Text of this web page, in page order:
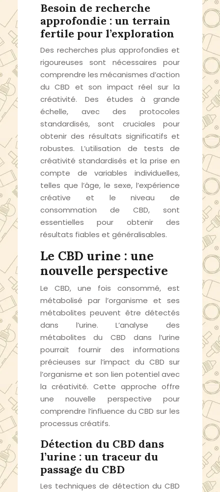
Besoin de recherche
approfondie : un terrain
fertile pour l’exploration
Des recherches plus approfondies et
rigoureuses sont nécessaires pour
comprendre les mécanismes d’action
du CBD et son impact réel sur la
créativité. Des études à grande
échelle, avec des protocoles
standardisés, sont cruciales pour
obtenir des résultats significatifs et
robustes. L’utilisation de tests de
créativité standardisés et la prise en
compte de variables individuelles,
telles que l’âge, le sexe, l’expérience
créative et le niveau de
consommation de CBD, sont
essentielles pour obtenir des
résultats fiables et généralisables.
Le CBD urine : une
nouvelle perspective
Le CBD, une fois consommé, est
métabolisé par l’organisme et ses
métabolites peuvent être détectés
dans l’urine. L’analyse des
métabolites du CBD dans l’urine
pourrait fournir des informations
précieuses sur l’impact du CBD sur
l’organisme et son lien potentiel avec
la créativité. Cette approche offre
une nouvelle perspective pour
comprendre l’influence du CBD sur les
processus créatifs.
Détection du CBD dans
l’urine : un traceur du
passage du CBD
Les techniques de détection du CBD